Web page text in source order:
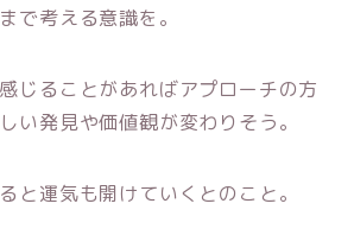
で考える意識を。
じることがあればアプローチの方
い発見や価値観が変わりそう。
と運気も開けていくとのこと。